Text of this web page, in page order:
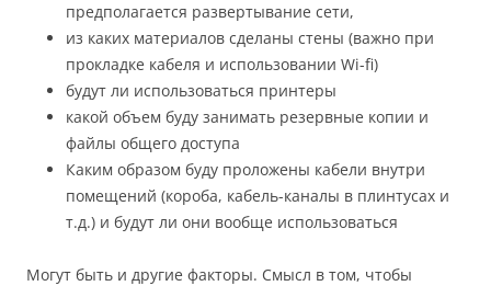
предполагается развертывание сети,
из каких материалов сделаны стены (важно при
прокладке кабеля и использовании Wi-fi)
будут ли использоваться принтеры
какой объем буду занимать резервные копии и
файлы общего доступа
Каким образом буду проложены кабели внутри
помещений (короба, кабель-каналы в плинтусах и
т.д.) и будут ли они вообще использоваться
Могут быть и другие факторы. Смысл в том, чтобы